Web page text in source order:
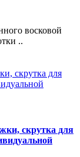
восковой
..
скрутка для